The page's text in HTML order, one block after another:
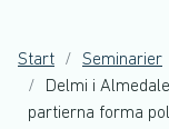
Start
Seminarier
Delmi i
partierna forma